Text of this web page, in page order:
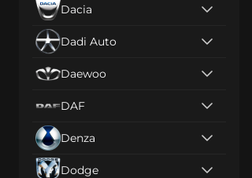
Dacia
Dadi Auto
Daewoo
DAF
Denza
Dodge